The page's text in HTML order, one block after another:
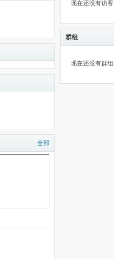
全部
现在还没有访客
群组
现在还没有群组